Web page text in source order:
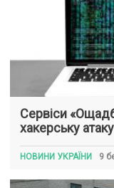
Сервіси
хакерську атаку
НОВИНИ УКРАЇНИ 9